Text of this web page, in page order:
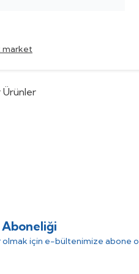
market
Ürünler
için e-bültenimize abone